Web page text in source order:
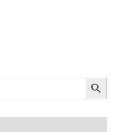
Botón de